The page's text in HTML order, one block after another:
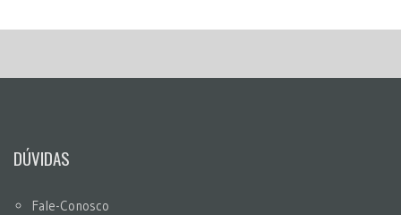
DÚVIDAS
Fale-Conosco